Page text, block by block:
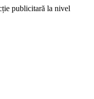
publicitară la nivel